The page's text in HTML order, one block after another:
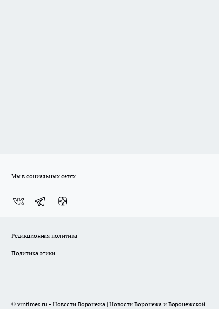
Мы в социальных сетях
Редакционная политика
Политика этики
© vrntimes.ru - Новости Воронежа | Новости Воронежа и Воронежской